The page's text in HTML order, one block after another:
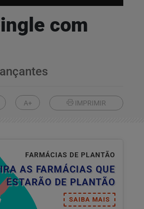
com
A+ IMPRIMIR
FARMÁCIAS DE PLANTÃO
AS FARMÁCIAS QUE
ESTARÃO DE PLANTÃO
SAIBA MAIS